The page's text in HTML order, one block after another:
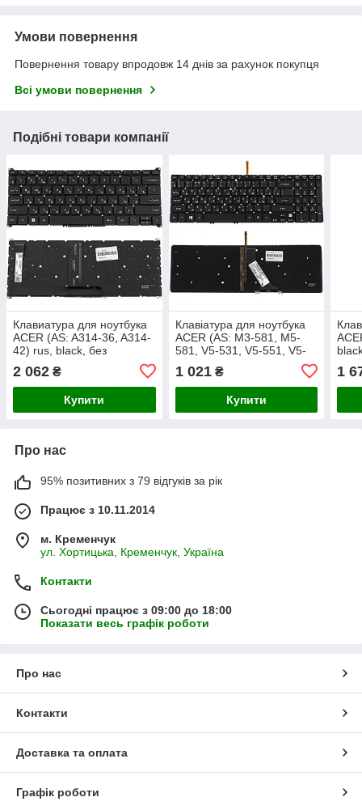
Умови повернення
Повернення товару впродовж 14 днів за рахунок покупця
Всі умови повернення
Подібні товари компанії
Клавиатура для ноутбука
ACER (AS: A314-36, A314-
42) rus, black, без
фрейма, , підсвічування
клавіш
2 062 ₴
Купити
Клавіатура для ноутбука
ACER (AS: M3-581, M5-
581, V5-531, V5-551, V5-
571 series) rus, black, без
фрейма, підсвічування
клавіш
1 021₴
Купити
1
Про нас
95% позитивних з 79 відгуків за рік
Працює з 10.11.2014
м. Кременчук
ул. Хортицька, Кременчук, Україна
Контакти
Сьогодні працює з 09:00 до 18:00
Показати весь графік роботи
Про нас
Контакти
Доставка та оплата
Графік роботи